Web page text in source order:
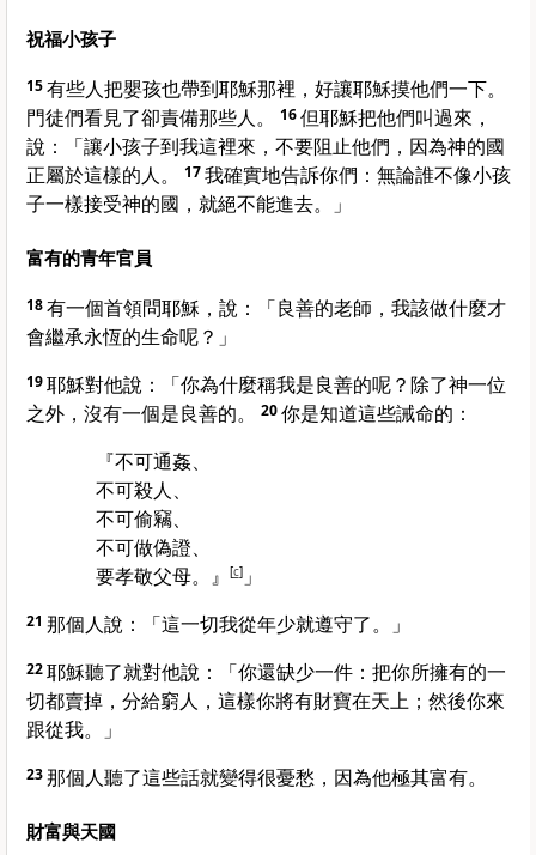
祝福小孩子
15有些人把嬰孩也帶到耶穌那裡，好讓耶穌摸他們一下。
門徒們看見了卻責備那些人。
16但耶穌把他們叫過來，
說：
「讓小孩子到我這裡來，不要阻止他們，因為神的國
正屬於這樣的人。
17我確實地告訴你們：無論誰不像小孩
子一樣接受神的國，就絕不能進去。」
富有的青年官員
18有一個首領問耶穌，說：「良善的老師，我該做什麼才
會繼承永恆的生命呢？」
19耶穌對他說：
「你為什麼稱我是良善的呢？除了神一位
之外，沒有一個是良善的。
20你是知道這些誡命的：
『不可通姦、
不可殺人、
不可偷竊、
不可做偽證、
要孝敬父母。』
[c]」
21 那個人說：「這一切我從年少就遵守了。」
22耶穌聽了就對他說：
「你還缺少一件：把你所擁有的一
切都賣掉，分給窮人，這樣你將有財寶在天上；然後你來
跟從我。」
23那個人聽了這些話就變得很憂愁，因為他極其富有。
財富與天國